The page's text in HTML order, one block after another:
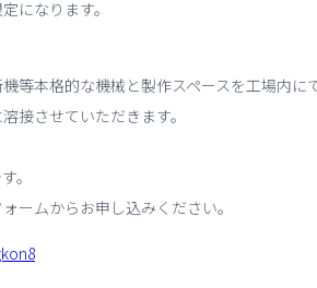
になります。
等本格的な機械と製作スペースを工場内に
接させていただきます。
。
ームからお申し込みください。